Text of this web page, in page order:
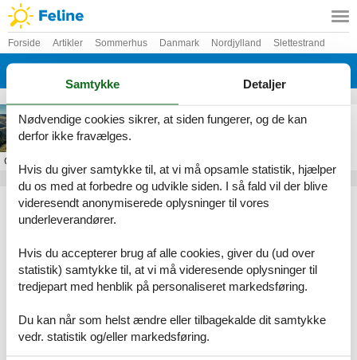
Forside Artikler Sommerhus Danmark Nordjylland Slettestrand
Svinkløv
Sommerhus i Svinkløv
Om
Artikeltyper
Alle
Geografier
Alle
Nordjylland
Slettestrand
Samtykke Detaljer
Nødvendige cookies sikrer, at siden fungerer, og de kan
derfor ikke fravælges.
Hvis du giver samtykke til, at vi må opsamle statistik, hjælper
du os med at forbedre og udvikle siden. I så fald vil der blive
videresendt anonymiserede oplysninger til vores
underleverandører.
Hvis du accepterer brug af alle cookies, giver du (ud over
statistik) samtykke til, at vi må videresende oplysninger til
tredjepart med henblik på personaliseret markedsføring.
Du kan når som helst ændre eller tilbagekalde dit samtykke
vedr. statistik og/eller markedsføring.